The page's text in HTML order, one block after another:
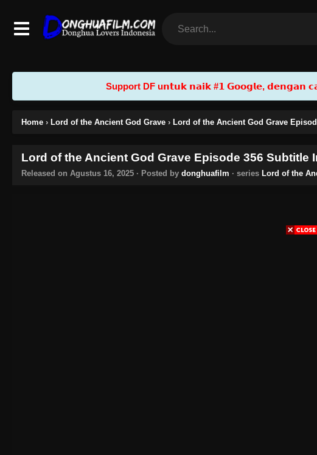
Support DF u𝗻𝘁𝘂𝗸 𝗻𝗮𝗶𝗸 #𝟭 𝗚𝗼𝗼𝗴𝗹𝗲, 𝗱𝗲𝗻𝗴𝗮𝗻
Home › Lord of the Ancient God Grave › Lord of the Ancient God Grave
Lord of the Ancient God Grave Episode 356 Subtitle
Released on Agustus 16, 2025 · Posted by donghuafilm · series Lord of the